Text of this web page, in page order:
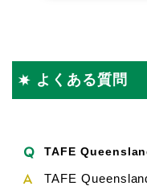
よくある質問
TAFE
TAFE